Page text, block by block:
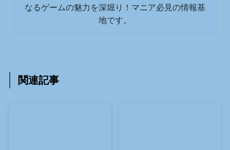
なるゲームの魅力を深堀り！マニア必見の情報基
地です。
関連記事